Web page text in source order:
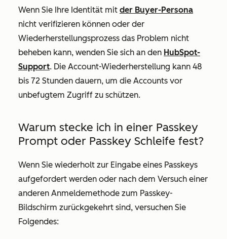
Wenn Sie Ihre Identität mit der Buyer-Persona
nicht verifizieren können oder der
Wiederherstellungsprozess das Problem nicht
beheben kann, wenden Sie sich an den HubSpot-
Support. Die Account-Wiederherstellung kann 48
bis 72 Stunden dauern, um die Accounts vor
unbefugtem Zugriff zu schützen.
Warum stecke ich in einer Passkey
Prompt oder Passkey Schleife fest?
Wenn Sie wiederholt zur Eingabe eines Passkeys
aufgefordert werden oder nach dem Versuch einer
anderen Anmeldemethode zum Passkey-
Bildschirm zurückgekehrt sind, versuchen Sie
Folgendes: